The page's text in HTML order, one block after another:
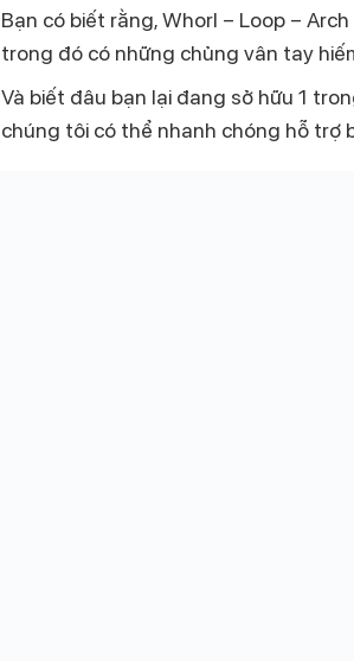
Bạn có biết rằng, Whorl – Loop –
trong đó có những chủng vân tay
Và biết đâu bạn lại đang sở hữu 1
chúng tôi có thể nhanh chóng hỗ trợ